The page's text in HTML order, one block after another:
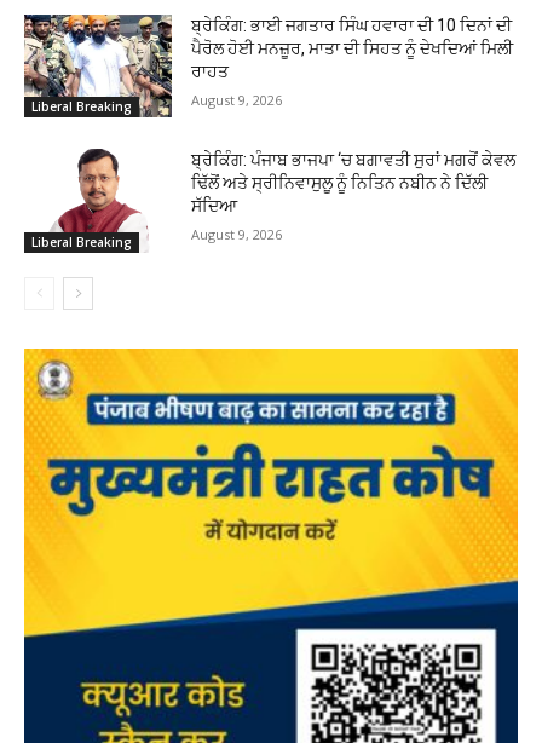
Liberal Breaking
ਬ੍ਰੇਕਿੰਗ: ਭਾਈ ਜਗਤਾਰ ਸਿੰਘ ਹਵਾਰਾ ਦੀ 10 ਦਿਨਾਂ ਦੀ
ਪੈਰੋਲ ਹੋਈ ਮਨਜ਼ੂਰ, ਮਾਤਾ ਦੀ ਸਿਹਤ ਨੂੰ ਦੇਖਦਿਆਂ ਮਿਲੀ
ਰਾਹਤ
August 9, 2026
Liberal Breaking
ਬ੍ਰੇਕਿੰਗ: ਪੰਜਾਬ ਭਾਜਪਾ ‘ਚ ਬਗਾਵਤੀ ਸੁਰਾਂ ਮਗਰੋਂ ਕੇਵਲ
ਢਿੱਲੋਂ ਅਤੇ ਸ੍ਰੀਨਿਵਾਸੁਲੂ ਨੂੰ ਨਿਤਿਨ ਨਬੀਨ ਨੇ ਦਿੱਲੀ
ਸੱਦਿਆ
August 9, 2026